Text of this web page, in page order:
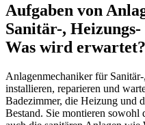
Aufgaben von
Sanitär-,
Was wird erwartet?
Anlagenmechaniker für
installieren, reparieren und
Badezimmer, die Heizung und
Bestand. Sie montieren sowohl